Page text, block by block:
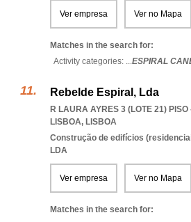
Ver empresa Ver no Mapa
Matches in the search for:
Activity categories: ...ESPIRAL
Rebelde Espiral, Lda
R LAURA AYRES 3 (LOTE 21)
LISBOA, LISBOA
Construção de edifícios
LDA
Ver empresa Ver no Mapa
Matches in the search for: